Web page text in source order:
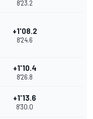
8'23.2
+1'08.2
8'24.6
+1'10.4
8'26.8
+1'13.6
8'30.0